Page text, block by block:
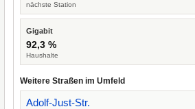
nächste Station
Gigabit
92,3 %
Haushalte
Weitere Straßen im Umfeld
Adolf-Just-Str.